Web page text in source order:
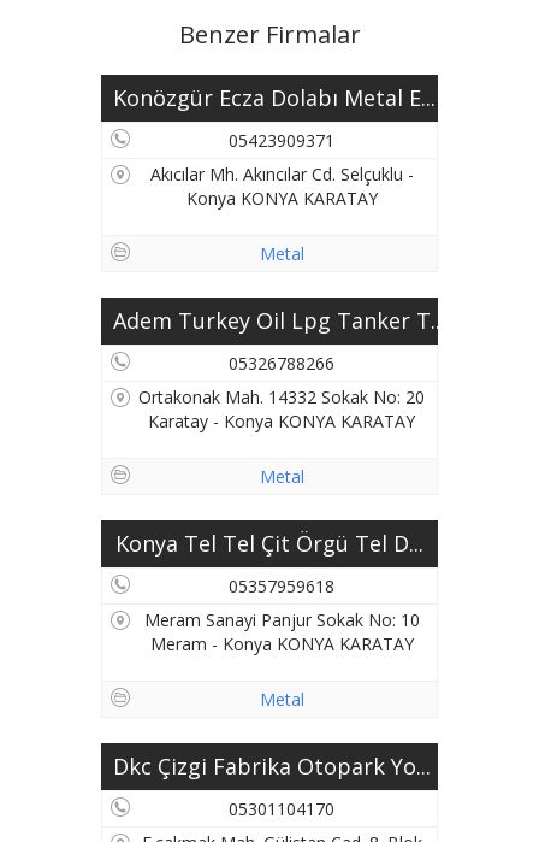
Benzer Firmalar
Konözgür Ecza Dolabı Metal E...
05423909371
Akıcılar Mh. Akıncılar Cd. Selçuklu -
Konya KONYA KARATAY
Metal
Adem Turkey Oil Lpg Tanker T...
05326788266
Ortakonak Mah. 14332 Sokak No: 20
Karatay - Konya KONYA KARATAY
Metal
Konya Tel Tel Çit Örgü Tel D...
05357959618
Meram Sanayi Panjur Sokak No: 10
Meram - Konya KONYA KARATAY
Metal
Dkc Çizgi Fabrika Otopark Yo...
05301104170